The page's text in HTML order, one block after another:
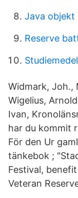
Java objekt
Reserve
Widmark, Joh.,
Wigelius,
Ivan,
har du kommit
För den Ur
tänkebok ;
Festival,
Veteran